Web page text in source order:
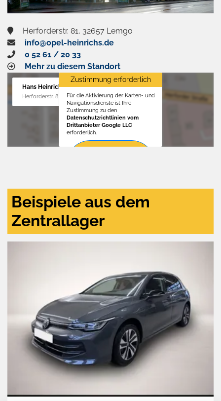
Herforderstr. 81, 32657 Lemgo
info@opel-heinrichs.de
0 52 61 / 20 33
Mehr zu diesem Standort
Hans Heinrichs GmbH
Herforderstr. 81, 32657 Lemgo
Zustimmung erforderlich
Für die Aktivierung der Karten- und
Navigationsdienste ist Ihre
Zustimmung zu den
Datenschutzrichtlinien vom
Drittanbieter Google LLC
erforderlich.
Beispiele aus dem
Zentrallager